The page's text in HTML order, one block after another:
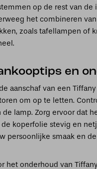
op de rest van
het combineren
zoals tafellampen of
en
aanschaf van een
om op te letten.
de lamp. Zorg ervoor dat
koperfolie stevig en
persoonlijke smaak en
het onderhoud van